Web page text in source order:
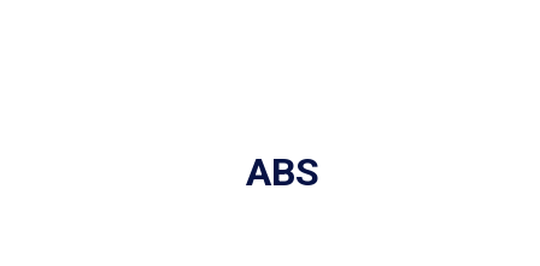
ABS